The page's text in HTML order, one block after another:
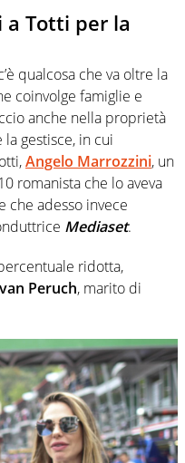
a Totti per la
qualcosa che va oltre la
coinvolge famiglie e
anche nella proprietà
gestisce, in cui
Angelo Marrozzini, un
romanista che lo aveva
che adesso invece
Mediaset.
ridotta,
Peruch, marito di